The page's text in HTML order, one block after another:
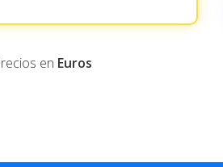
en Euros